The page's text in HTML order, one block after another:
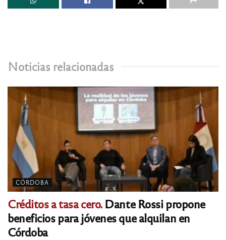
Noticias relacionadas
CÓRDOBA
Créditos a tasa cero.Dante Rossi propone
beneficios para jóvenes que alquilan en
Córdoba